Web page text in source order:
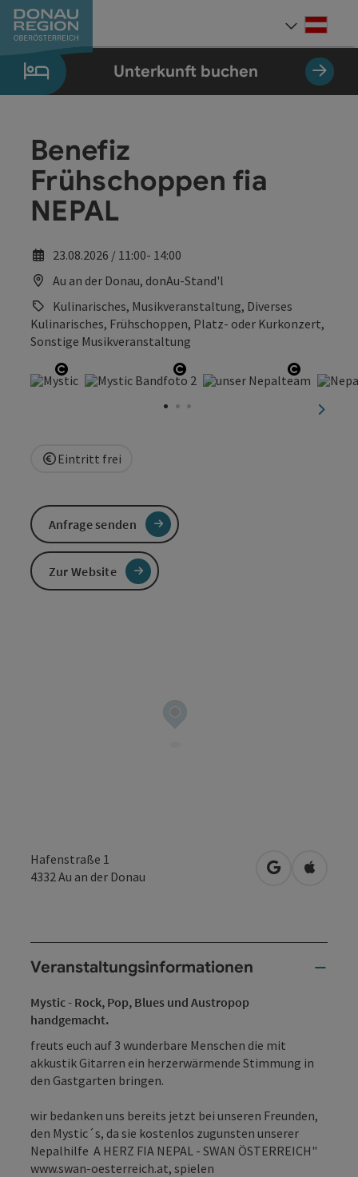
Zum Inhalt
Zur Navigation
Zum Seitenanfang
Zur Kontaktseite
Zum Impressum
Zur Startseite
Unterkunft buchen
Benefiz
Frühschoppen fia
NEPAL
23.08.2026 / 11:00- 14:00
Au an der Donau, donAu-Stand'l
Kulinarisches, Musikveranstaltung, Diverses
Kulinarisches, Frühschoppen, Platz- oder Kurkonzert,
Sonstige Musikveranstaltung
Copyright öffnen Copyright öffnen
Eintritt frei
Hafenstraße 1
4332 Au an der Donau in Google
in
Veranstaltungsinformationen
Mystic - Rock, Pop, Blues und Austropop
handgemacht.
freuts euch auf 3 wunderbare Menschen die mit
akkustik Gitarren ein herzerwärmende Stimmung in
den Gastgarten bringen.
wir bedanken uns bereits jetzt bei unseren Freunden,
den Mystic´s, da sie kostenlos zugunsten unserer
Nepalhilfe A HERZ FIA NEPAL - SWAN ÖSTERREICH"
www.swan-oesterreich.at, spielen
Anfrage senden
Zur Website